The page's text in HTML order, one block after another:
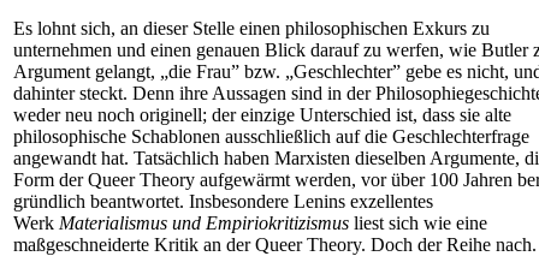
Es lohnt sich, an dieser Stelle einen philosophischen Exkurs zu
unternehmen und einen genauen Blick darauf zu werfen, wie Butler
Argument gelangt, „die Frau” bzw. „Geschlechter” gebe es nicht,
dahinter steckt. Denn ihre Aussagen sind in der
weder neu noch originell; der einzige Unterschied ist, dass sie alte
philosophische Schablonen ausschließlich auf die Geschlechterfrage
angewandt hat. Tatsächlich haben Marxisten dieselben Argumente,
Form der Queer Theory aufgewärmt werden, vor über 100 Jahren
gründlich beantwortet. Insbesondere Lenins exzellentes
Werk Materialismus und Empiriokritizismus liest sich wie eine
maßgeschneiderte Kritik an der Queer Theory. Doch der Reihe nach.